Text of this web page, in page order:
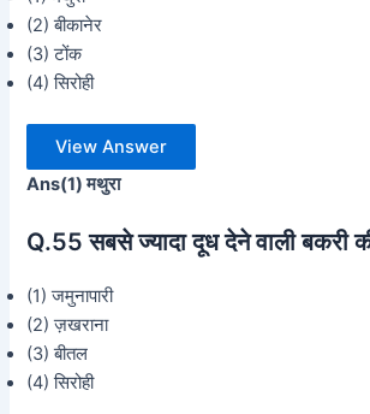
(2) बीकानेर
(3) टोंक
(4) सिरोही
View Answer
Ans(1) मथुरा
Q.55सबसे ज्यादा दूध देने वाली बकरी
(1) जमुनापारी
(2) ज़खराना
(3) बीतल
(4) सिरोही